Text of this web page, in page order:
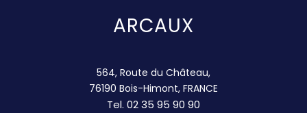
ARCAUX
564, Route du Château,
76190 Bois-Himont, FRANCE
Tel. 02 35 95 90 90